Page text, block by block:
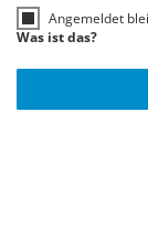
Angemeldet
Was ist das?